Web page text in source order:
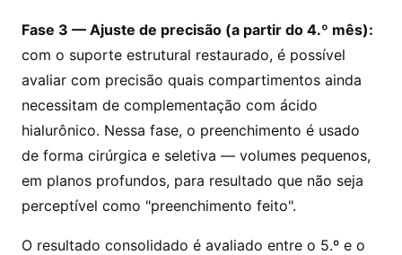
Fase 3 — Ajuste de precisão (a partir do 4.º mês):
com o suporte estrutural restaurado, é possível
avaliar com precisão quais compartimentos ainda
necessitam de complementação com ácido
hialurônico. Nessa fase, o preenchimento é usado
de forma cirúrgica e seletiva — volumes pequenos,
em planos profundos, para resultado que não seja
perceptível como "preenchimento feito".
O resultado consolidado é avaliado entre o 5.º e o